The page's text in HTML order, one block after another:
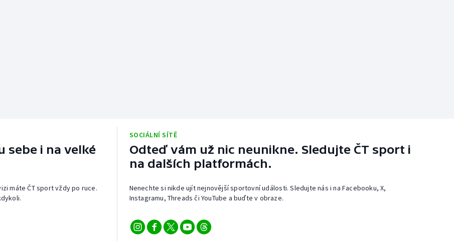
sebe i na velké
máte ČT sport vždy po ruce.
SOCIÁLNÍ SÍTĚ
Odteď vám už nic neunikne. Sledujte ČT sport i
na dalších platformách.
Nenechte si nikde ujít nejnovější sportovní události. Sledujte nás i na Facebooku, X,
Instagramu, Threads či YouTube a buďte v obraze.